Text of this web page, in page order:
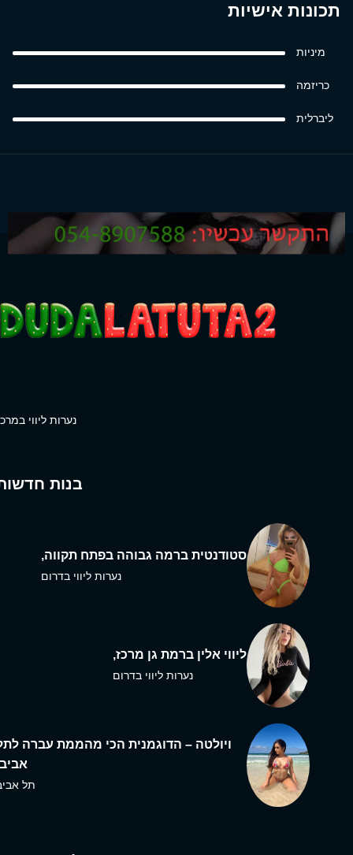
תכונות אישיות
מיניות
כריזמה
ליברלית
נערות ליווי
בנות
סטודנטית ברמה גבוהה בפתח תקווה,
נערות ליווי בדרום
ליווי אלין ברמת גן מרכז,
נערות ליווי בדרום
ויולטה – הדוגמנית הכי מהממת עברה
תל